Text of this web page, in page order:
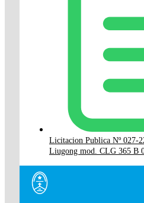
Licitacion Publica Nº 027-
Liugong mod. CLG 365 B